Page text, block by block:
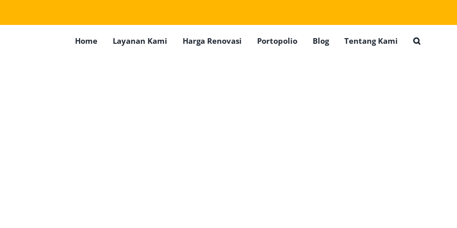
Home Layanan Kami Harga Renovasi Portopolio Blog Tentang Kami